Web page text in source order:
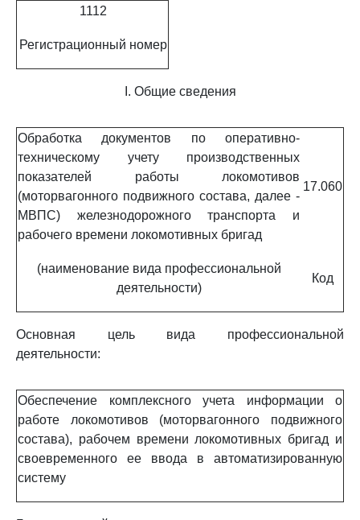
1112
Регистрационный номер
I. Общие сведения
Обработка документов по оперативно-
техническому учету производственных
показателей работы локомотивов
(моторвагонного подвижного состава, далее -
МВПС) железнодорожного транспорта и
рабочего времени локомотивных бригад
17.060
(наименование вида профессиональной
деятельности)
Код
Основная цель вида профессиональной
деятельности:
Обеспечение комплексного учета информации о
работе локомотивов (моторвагонного подвижного
состава), рабочем времени локомотивных бригад и
своевременного ее ввода в автоматизированную
систему